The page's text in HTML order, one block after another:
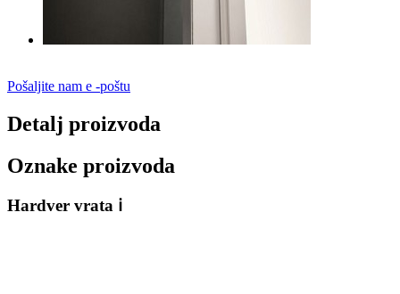
Pošaljite nam e -poštu
Detalj proizvoda
Oznake proizvoda
Hardver vrata ⅰ